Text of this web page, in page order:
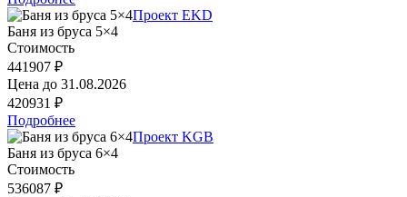
Проект EKD
Баня из бруса 5×4
Стоимость
441907 ₽
Цена до 31.08.2026
420931 ₽
Подробнее
Проект KGB
Баня из бруса 6×4
Стоимость
536087 ₽